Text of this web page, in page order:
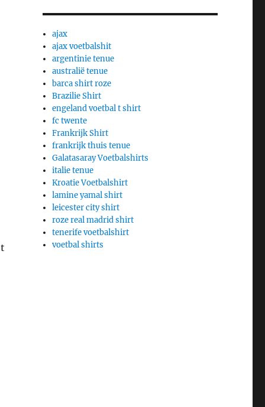
ajax
ajax voetbalshit
argentinie tenue
australië tenue
barca shirt roze
Brazilie Shirt
engeland voetbal t shirt
fc twente
Frankrijk Shirt
frankrijk thuis tenue
Galatasaray Voetbalshirts
italie tenue
Kroatie Voetbalshirt
lamine yamal shirt
leicester city shirt
roze real madrid shirt
tenerife voetbalshirt
voetbal shirts